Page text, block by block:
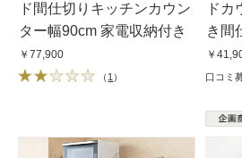
ド間仕切りキッチンカウン
ター幅90cm 家電収納付き
￥77,900
（ 1 ）
ドカ
き間
￥
口コミ